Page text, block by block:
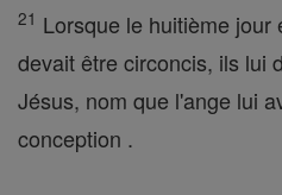
21 Lorsque le huitième jour
devait être circoncis, ils lui
Jésus, nom que l'ange lui
conception .